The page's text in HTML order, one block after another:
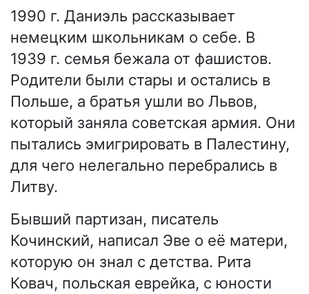
1990 г. Даниэль рассказывает
немецким школьникам о себе. В
1939 г. семья бежала от фашистов.
Родители были стары и остались в
Польше, а братья ушли во Львов,
который заняла советская армия. Они
пытались эмигрировать в Палестину,
для чего нелегально перебрались в
Литву.
Бывший партизан, писатель
Кочинский, написал Эве о её матери,
которую он знал с детства. Рита
Ковач, польская еврейка, с юности